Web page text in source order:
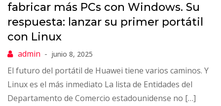
fabricar más PCs con Windows. Su
respuesta: lanzar su primer portátil
con Linux
junio 8, 2025
El futuro del portátil de Huawei tiene varios caminos. Y
Linux es el más inmediato La lista de Entidades del
Departamento de Comercio estadounidense no […]